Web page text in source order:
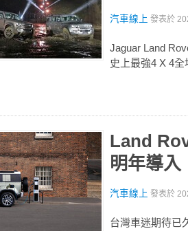
汽車線上 發表於
Jaguar Land
史上最強4 X 4全
Land
明年導入
汽車線上 發表於
台灣車迷期待已